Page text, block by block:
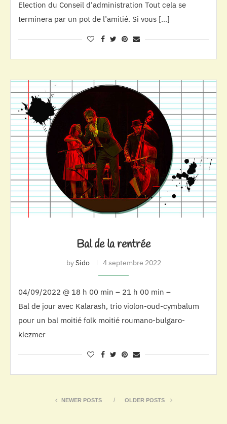
Election du Conseil d’administration Tout cela se
terminera par un pot de l’amitié. Si vous […]
Bal de la rentrée
bySido 4 septembre 2022
04/09/2022 @ 18 h 00 min – 21 h 00 min –
Bal de jour avec Kalarash, trio violon-oud-cymbalum
pour un bal moitié folk moitié roumano-bulgaro-
klezmer
NEWER POSTS OLDER POSTS